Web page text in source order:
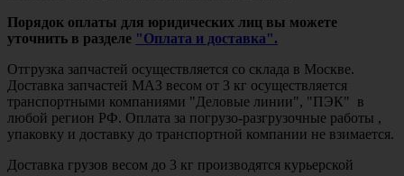
Порядок оплаты для юридических лиц вы можете
уточнить в разделе "Оплата и доставка".
Отгрузка запчастей осуществляется со склада в Москве.
Доставка запчастей МАЗ весом от 3 кг осуществляется
транспортными компаниями "Деловые линии", "ПЭК" в
любой регион РФ. Оплата за погрузо-разгрузочные работы ,
упаковку и доставку до транспортной компании не взимается.
Доставка грузов весом до 3 кг производятся курьерской